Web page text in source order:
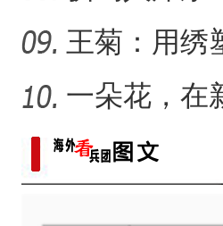
世纪的传统
王菊：用绣
统符号与技
一朵花，在
沙又致富？